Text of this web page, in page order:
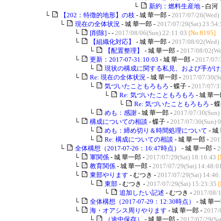
└
新約：燃料生産地 - 白
└
【202：特徴的地形】の枝 - 城 華一郎 - 2017/07/
└
現在の全体状況 - 城 華一郎 - 2017/07/29(Sat)
└
[削除] - - 2017/08/06(Sun) 22:11:03 [No.8195]
└
【組織化対応】 - 城 華一郎 - 2017/08/
└
【配置整理】 - 城 華一郎 - 2017/08/
└
更新：2017-07-31:10:03 - 城 華一郎 - 2017/
└
現状の構成に関する私見、および手が
└
Re: 現在の全体状況 - 城 華一郎 - 2017/07/
└
気づいたこともろもろ - 蝶子 - 2017/07/
└
Re: 気づいたこともろもろ - 城 華
└
Re: 気づいたこともろもろ -
└
めも：感謝 - 城 華一郎 - 2017/07/
└
構成についての相談 - 蝶子 - 2017/07/30(Sun)
└
めも：締め切り＆時間処理について - 城
└
Re: 構成についての相談 - 城 華一郎 -
└
全体構想（2017-07-26：16:47時点） - 城 華一郎 -
└
軍関係 - 城 華一郎 - 2017/07/29(Sat) 18:16:43
└
教育関係 - 城 華一郎 - 2017/07/29(Sat)
└
東部やります - むつき - 2017/07/29(Sat)
└
東部 - むつき - 2017/07/29(Sat) 15:23:35
└
追加したい記述 - むつき - 2017/08/
└
全体構想（2017-07-29：12:30時点）
- 城 華
└
海・オアシス周りやります - 城 華一郎 - 2017/
└
（途中保存） - 城 華一郎 - 2017/07/